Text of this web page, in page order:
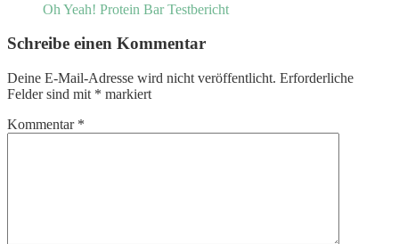
Oh Yeah! Protein Bar Testbericht
Schreibe einen Kommentar
Deine E-Mail-Adresse wird nicht veröffentlicht. Erforderliche
Felder sind mit * markiert
Kommentar *